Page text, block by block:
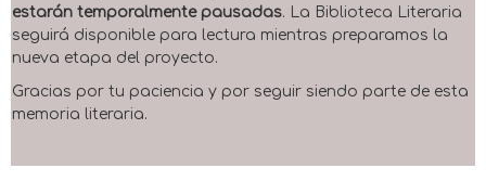
estarán temporalmente pausadas. La Biblioteca Literaria
seguirá disponible para lectura mientras preparamos la
nueva etapa del proyecto.
Gracias por tu paciencia y por seguir siendo parte de esta
memoria literaria.